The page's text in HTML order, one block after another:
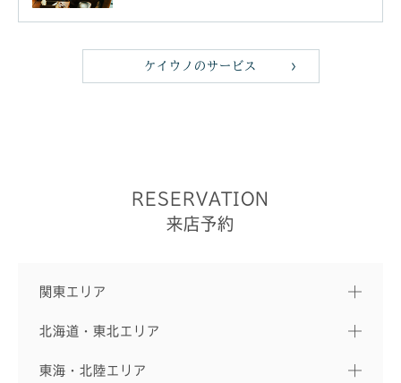
ケイウノのサービス
RESERVATION
来店予約
関東エリア
北海道・東北エリア
東海・北陸エリア